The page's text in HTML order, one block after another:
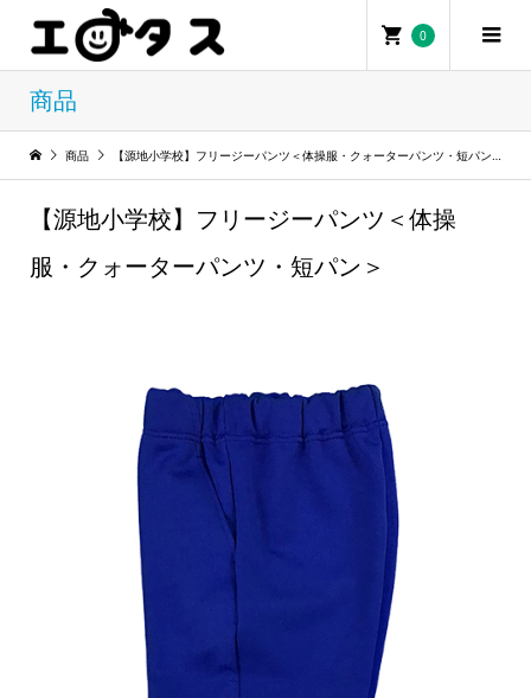
0
商品
商品 【源地小学校】フリージーパンツ＜体操服・クォーターパンツ・短パン＞
【源地小学校】フリージーパンツ＜体操
服・クォーターパンツ・短パン＞
0